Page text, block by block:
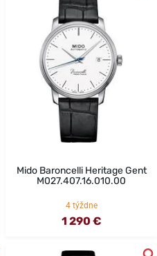
Mido Baroncelli Heritage Gent
M027.407.16.010.00
4 týždne
1 290 €